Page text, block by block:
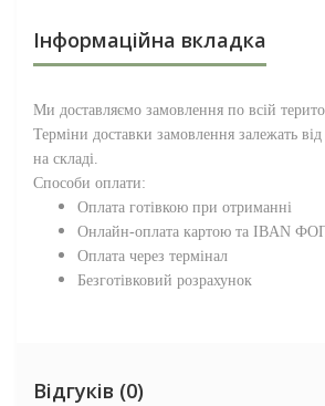
Інформаційна вкладка
Ми доставляємо замовлення по всій
Терміни доставки замовлення залежать від
на складі.
Способи оплати:
Оплата готівкою при отриманні
Онлайн-оплата картою та IBAN
Оплата через термінал
Безготівковий розрахунок
Відгуків (0)